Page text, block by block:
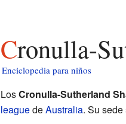
Cronulla-
Enciclopedia para niños
LosCronulla-Sutherland
leaguedeAustralia. Su